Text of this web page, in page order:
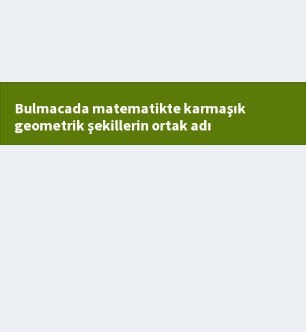
Bulmacada matematikte karmaşık
geometrik şekillerin ortak adı